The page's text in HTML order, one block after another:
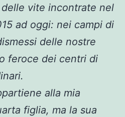
vite incontrate nel
ad oggi: nei campi di
delle nostre
feroce dei centri di
alla mia
figlia, ma la sua